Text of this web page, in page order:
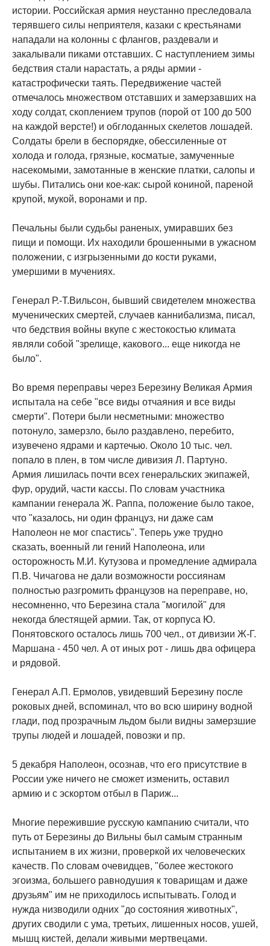
истории. Российская армия неустанно преследовала
терявшего силы неприятеля, казаки с крестьянами
нападали на колонны с флангов, раздевали и
закалывали пиками отставших. С наступлением зимы
бедствия стали нарастать, а ряды армии -
катастрофически таять. Передвижение частей
отмечалось множеством отставших и замерзавших на
ходу солдат, скоплением трупов (порой от 100 до 500
на каждой версте!) и обглоданных скелетов лошадей.
Солдаты брели в беспорядке, обессиленные от
холода и голода, грязные, косматые, замученные
насекомыми, замотанные в женские платки, салопы и
шубы. Питались они кое-как: сырой кониной, пареной
крупой, мукой, воронами и пр.
Печальны были судьбы раненых, умиравших без
пищи и помощи. Их находили брошенными в ужасном
положении, с изгрызенными до кости руками,
умершими в мучениях.
Генерал Р.-Т.Вильсон, бывший свидетелем множества
мученических смертей, случаев каннибализма, писал,
что бедствия войны вкупе с жестокостью климата
являли собой "зрелище, какового... еще никогда не
было".
Во время переправы через Березину Великая Армия
испытала на себе "все виды отчаяния и все виды
смерти". Потери были несметными: множество
потонуло, замерзло, было раздавлено, перебито,
изувечено ядрами и картечью. Около 10 тыс. чел.
попало в плен, в том числе дивизия Л. Партуно.
Армия лишилась почти всех генеральских экипажей,
фур, орудий, части кассы. По словам участника
кампании генерала Ж. Раппа, положение было такое,
что "казалось, ни один француз, ни даже сам
Наполеон не мог спастись". Теперь уже трудно
сказать, военный ли гений Наполеона, или
осторожность М.И. Кутузова и промедление адмирала
П.В. Чичагова не дали возможности россиянам
полностью разгромить французов на переправе, но,
несомненно, что Березина стала "могилой" для
некогда блестящей армии. Так, от корпуса Ю.
Понятовского осталось лишь 700 чел., от дивизии Ж-Г.
Маршана - 450 чел. А от иных рот - лишь два офицера
и рядовой.
Генерал А.П. Ермолов, увидевший Березину после
роковых дней, вспоминал, что во всю ширину водной
глади, под прозрачным льдом были видны замерзшие
трупы людей и лошадей, повозки и пр.
5 декабря Наполеон, осознав, что его присутствие в
России уже ничего не сможет изменить, оставил
армию и с эскортом отбыл в Париж...
Многие пережившие русскую кампанию считали, что
путь от Березины до Вильны был самым странным
испытанием в их жизни, проверкой их человеческих
качеств. По словам очевидцев, "более жестокого
эгоизма, большего равнодушия к товарищам и даже
друзьям" им не приходилось испытывать. Голод и
нужда низводили одних "до состояния животных",
других сводили с ума, третьих, лишенных носов, ушей,
мышц кистей, делали живыми мертвецами.